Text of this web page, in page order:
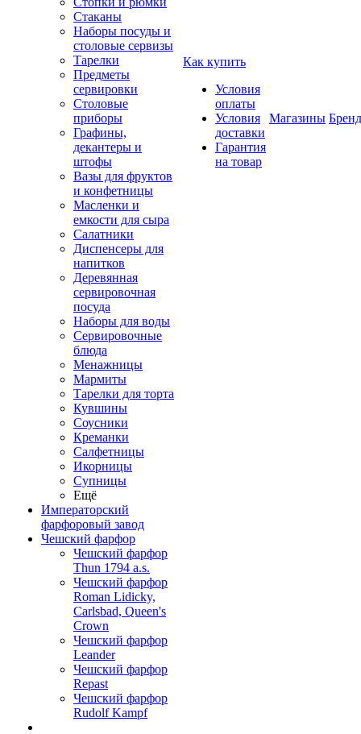
Стаканы
Наборы посуды и
столовые сервизы
Тарелки
Предметы
сервировки
Столовые
приборы
Графины,
декантеры и
штофы
Вазы для фруктов
и конфетницы
Масленки и
емкости для сыра
Салатники
Диспенсеры для
напитков
Деревянная
сервировочная
посуда
Наборы для воды
Сервировочные
блюда
Менажницы
Мармиты
Тарелки для торта
Кувшины
Соусники
Креманки
Салфетницы
Икорницы
Супницы
Ещё
Императорский
фарфоровый завод
Чешский фарфор
Чешский фарфор
Thun 1794 a.s.
Чешский фарфор
Roman Lidicky,
Carlsbad, Queen's
Crown
Чешский фарфор
Leander
Чешский фарфор
Repast
Чешский фарфор
Rudolf Kampf
Как купить
Условия
оплаты
Условия
доставки
Гарантия
на товар
Магазины